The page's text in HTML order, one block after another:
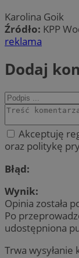
Karolina Goik
Źródło: KPP
reklama
Dodaj
Akceptuję
oraz politykę
Błąd:
Wynik:
Opinia została
Po
udostępniona
Trwa wysyłanie